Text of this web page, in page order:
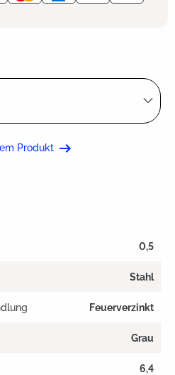
Produkt
0,5
Stahl
Feuerverzinkt
Grau
6,4